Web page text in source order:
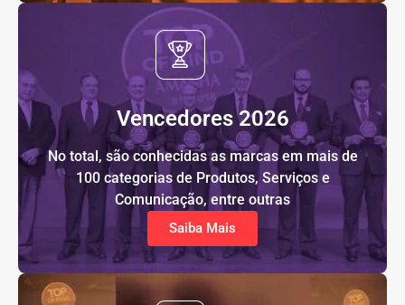
Vencedores 2026
No total, são conhecidas as marcas em mais de
100 categorias de Produtos, Serviços e
Comunicação, entre outras
Saiba Mais